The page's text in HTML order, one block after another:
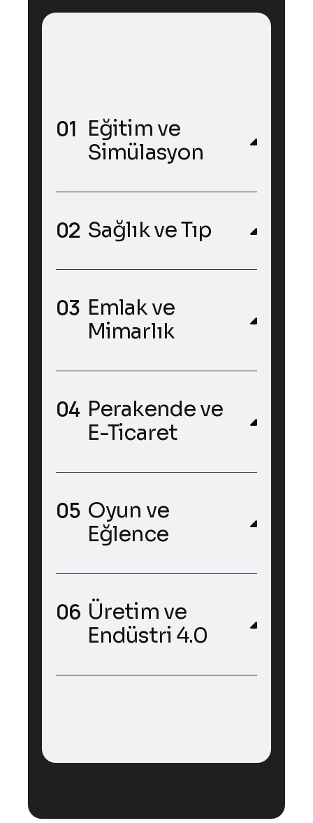
Eğitim ve
Simülasyon
Sağlık ve Tıp
Emlak ve
Mimarlık
Perakende ve
E-Ticaret
Oyun ve
Eğlence
Üretim ve
Endüstri 4.0